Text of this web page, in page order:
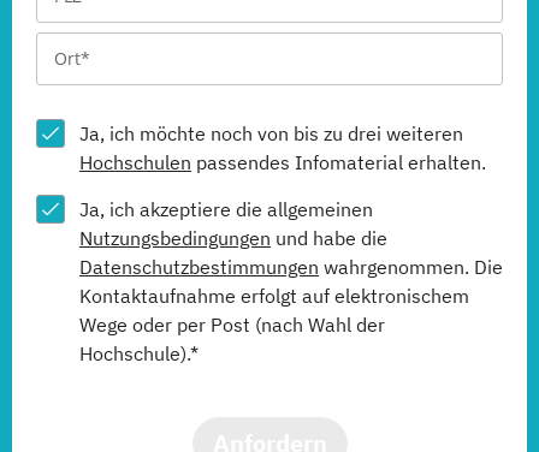
Ja, ich möchte noch von bis zu drei weiteren
Hochschulen passendes Infomaterial erhalten.
Ja, ich akzeptiere die allgemeinen
Nutzungsbedingungen und habe die
Datenschutzbestimmungen wahrgenommen. Die
Kontaktaufnahme erfolgt auf elektronischem
Wege oder per Post (nach Wahl der
Hochschule).*